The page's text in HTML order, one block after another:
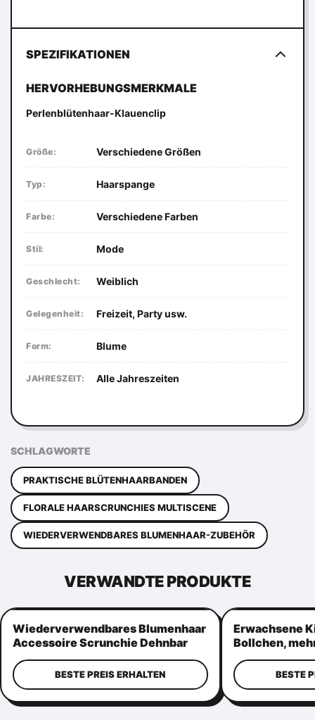
SPEZIFIKATIONEN
HERVORHEBUNGSMERKMALE
Perlenblütenhaar-Klauenclip
Größe: Verschiedene Größen
Typ: Haarspange
Farbe: Verschiedene Farben
Stil: Mode
Geschlecht: Weiblich
Gelegenheit: Freizeit, Party usw.
Form: Blume
JAHRESZEIT: Alle Jahreszeiten
SCHLAGWORTE
PRAKTISCHE BLÜTENHAARBANDEN
FLORALE HAARSCRUNCHIES MULTISCENE
WIEDERVERWENDBARES BLUMENHAAR-ZUBEHÖR
VERWANDTE PRODUKTE
Wiederverwendbares Blumenhaar
Accessoire Scrunchie Dehnbar
praktisch
BESTE PREIS ERHALTEN
Erwachsene
Bollchen,
elastische
BESTE